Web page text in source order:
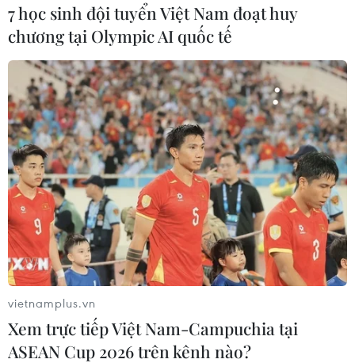
Bản Tin Dự báo Thời tiết
Áp thấp nhiệt đới trên vịnh Bắc Bộ sẽ gây ảnh
hưởng thế nào tới Việt Nam?
Từ ngày 9/8, cảnh báo nắng nóng diện rộng ở
khu vực Bắc Bộ và Trung Bộ
Thời tiết ngày 7/8: Bắc Bộ và Bắc Trung Bộ giảm
mưa về đêm, cục bộ có mưa to
Thời tiết ngày 6/8: Bão số 3 đã di chuyển ra
ngoài Biển Đông
Bão số 3 tiếp tục đổi hướng, di chuyển nhanh
hơn
7 học sinh đội tuyển Việt Nam đoạt huy
chương tại Olympic AI quốc tế
vietnamplus.vn
Xem trực tiếp Việt Nam-Campuchia tại
ASEAN Cup 2026 trên kênh nào?